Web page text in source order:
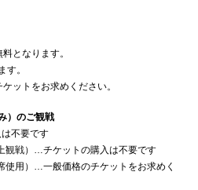
となります。
す。
ットをお求めください。
）のご観戦
不要です
観戦）…チケットの購入は不要です
使用）…一般価格のチケットをお求めく